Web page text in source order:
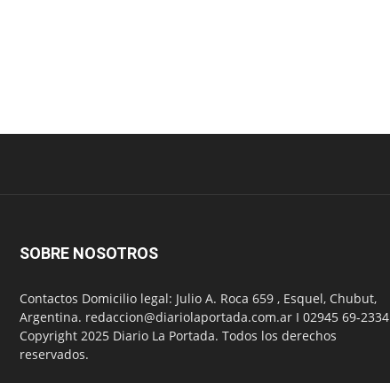
SOBRE NOSOTROS
Contactos Domicilio legal: Julio A. Roca 659 , Esquel, Chubut,
Argentina. redaccion@diariolaportada.com.ar I 02945 69-2334
Copyright 2025 Diario La Portada. Todos los derechos
reservados.